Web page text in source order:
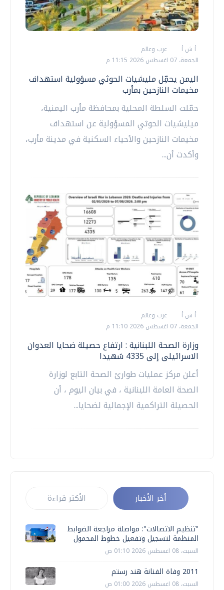
أ ش أ
عرب وعالم
الجمعة، 07 اغسطس 2026 11:15 م
اليمن يحمِّل مليشيات الحوثي مسؤولية استهداف
مخيمات النازحين بمأرب
حمّلت السلطة المحلية بمحافظة مأرب اليمنية،
ميليشيات الحوثي المسؤولية عن استهداف
مخيمات النازحين والأحياء السكنية في مدينة مأرب،
وأكدت أن...
أ ش أ
عرب وعالم
الجمعة، 07 اغسطس 2026 11:10 م
وزارة الصحة اللبنانية : ارتفاع حصيلة ضحايا العدوان
الاسرائيلى إلى 4335 شهيدا
أعلن مركز عمليات طوارئ الصحة التابع لوزارة
الصحة العامة اللبنانية ، في بيان اليوم ، أن
الحصيلة التراكمية الإجمالية لضحايا...
أخر الأخبار الأكثر قراءة
"تنظيم الاتصالات": مواصلة مراجعة الضوابط
المنظمة لتسجيل وتفعيل خطوط المحمول
السبت، 08 اغسطس 2026 01:10 ص
2011 وفاة الفنانة هند رستم
السبت، 08 اغسطس 2026 01:00 ص